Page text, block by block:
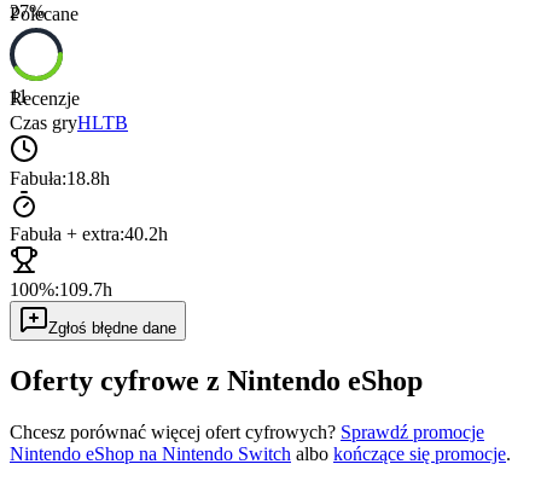
27%
Polecane
11
Recenzje
Czas gryHLTB
Fabuła:18.8h
Fabuła + extra:40.2h
100%:109.7h
Zgłoś błędne dane
Oferty cyfrowe z Nintendo eShop
Chcesz porównać więcej ofert cyfrowych? Sprawdź promocje
Nintendo eShop na Nintendo Switch albo kończące się promocje.